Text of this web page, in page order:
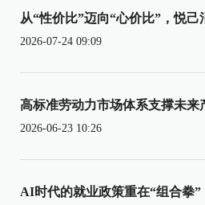
从“性价比”迈向“心价比”，悦己
2026-07-24 09:09
高标准劳动力市场体系支撑未来
2026-06-23 10:26
AI时代的就业政策重在“组合拳”